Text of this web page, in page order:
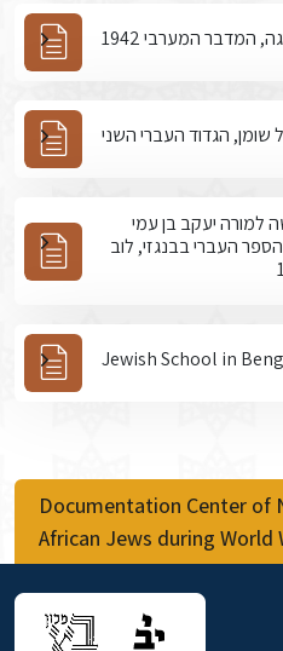
שומן, הגדוד העברי השני
למורה יעקב בן עמי
העברי בבנגזי, לוב
Jewish School in
Documentation Center of
African Jews during World